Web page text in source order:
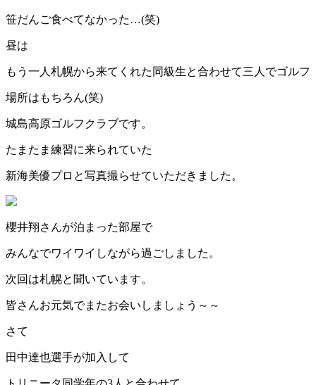
笹だんご食べてなかった…(笑)
昼は
もう一人札幌から来てくれた同級生と合わせて三人でゴルフ
場所はもちろん(笑)
城島高原ゴルフクラブです。
たまたま練習に来られていた
新海美優プロと写真撮らせていただきました。
櫻井翔さんが泊まった部屋で
みんなでワイワイしながら過ごしました。
次回は札幌と聞いています。
皆さんお元気でまたお会いしましょう～～
さて
田中達也選手が加入して